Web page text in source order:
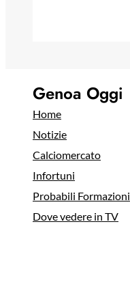
Genoa Oggi
Home
Notizie
Calciomercato
Infortuni
Probabili Formazioni
Dove vedere in TV